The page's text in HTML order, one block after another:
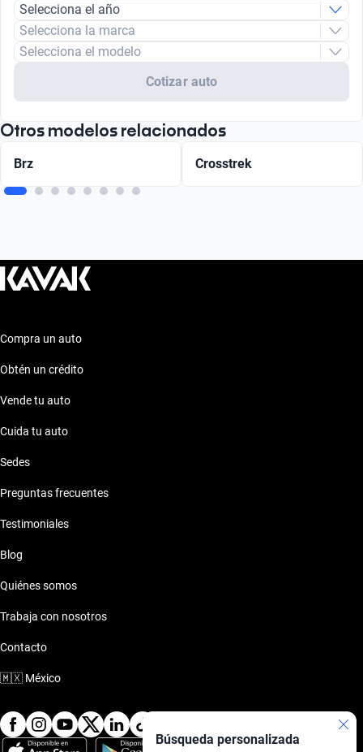
Selecciona el año
Selecciona la marca
Selecciona el modelo
Cotizar auto
Otros modelos relacionados
Brz Crosstrek
Búsqueda personalizada
Compra un auto
Obtén un crédito
Vende tu auto
Cuida tu auto
Sedes
Preguntas frecuentes
Testimoniales
Blog
Quiénes somos
Trabaja con nosotros
Contacto
🇲🇽 México